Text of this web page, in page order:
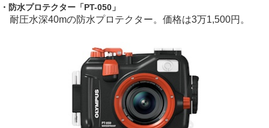
・防水プロテクター「PT-050」
耐圧水深40mの防水プロテクター。価格は3万1,500円。